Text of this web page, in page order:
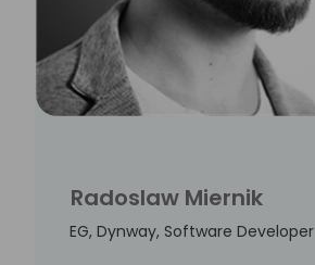
Radoslaw Miernik
EG, Dynway, Software Developer